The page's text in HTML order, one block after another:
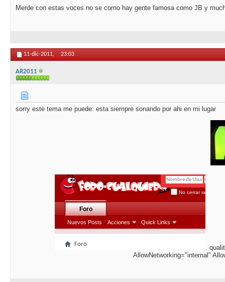
Merde con estas voces no se como hay gente famosa como JB y
11-dic-2011, 23:03
AR2011
sorry este tema me puede: esta siempre sonando por ahi en mi lugar
.
AllowNetworking="internal"